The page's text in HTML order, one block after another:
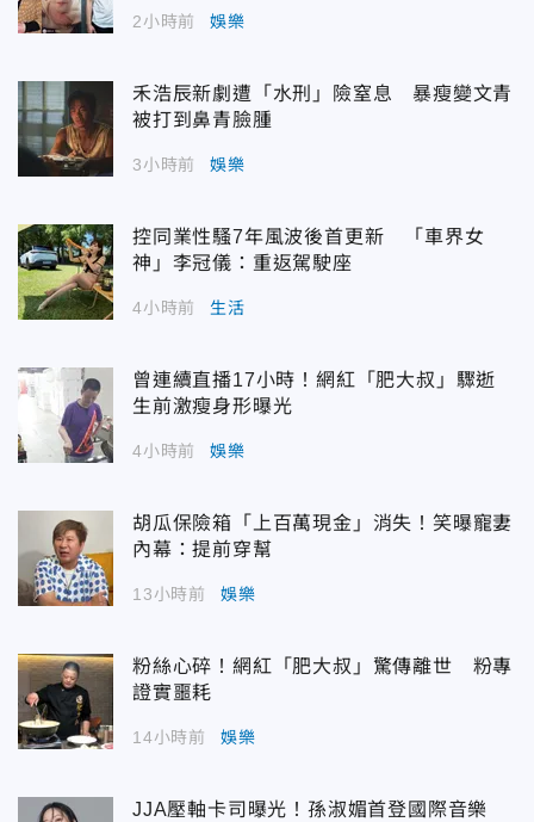
2小時前 娛樂
禾浩辰新劇遭「水刑」險窒息 暴瘦變文青
被打到鼻青臉腫
3小時前 娛樂
控同業性騷7年風波後首更新 「車界女
神」李冠儀：重返駕駛座
4小時前 生活
曾連續直播17小時！網紅「肥大叔」驟逝
生前激瘦身形曝光
4小時前 娛樂
胡瓜保險箱「上百萬現金」消失！笑曝寵妻
內幕：提前穿幫
13小時前 娛樂
粉絲心碎！網紅「肥大叔」驚傳離世 粉專
證實噩耗
14小時前 娛樂
JJA壓軸卡司曝光！孫淑媚首登國際音樂